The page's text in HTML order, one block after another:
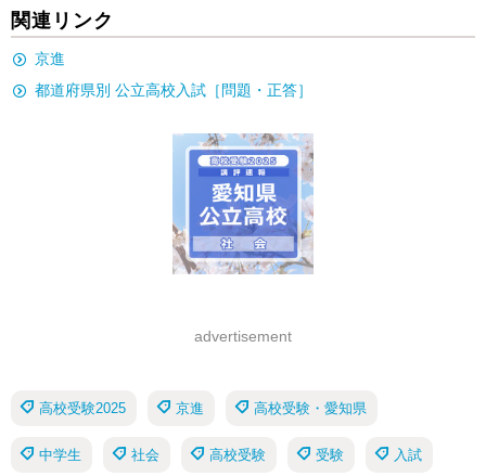
関連リンク
京進
都道府県別 公立高校入試［問題・正答］
advertisement
高校受験2025 京進 高校受験・愛知県
中学生 社会 高校受験 受験 入試